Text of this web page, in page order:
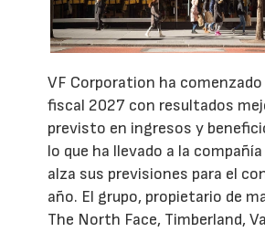
VF Corporation ha
fiscal 2027 con resultados
previsto en ingresos y
lo que ha llevado a la
alza sus previsiones para el
año. El grupo, propietario de
The North Face, Timberland,